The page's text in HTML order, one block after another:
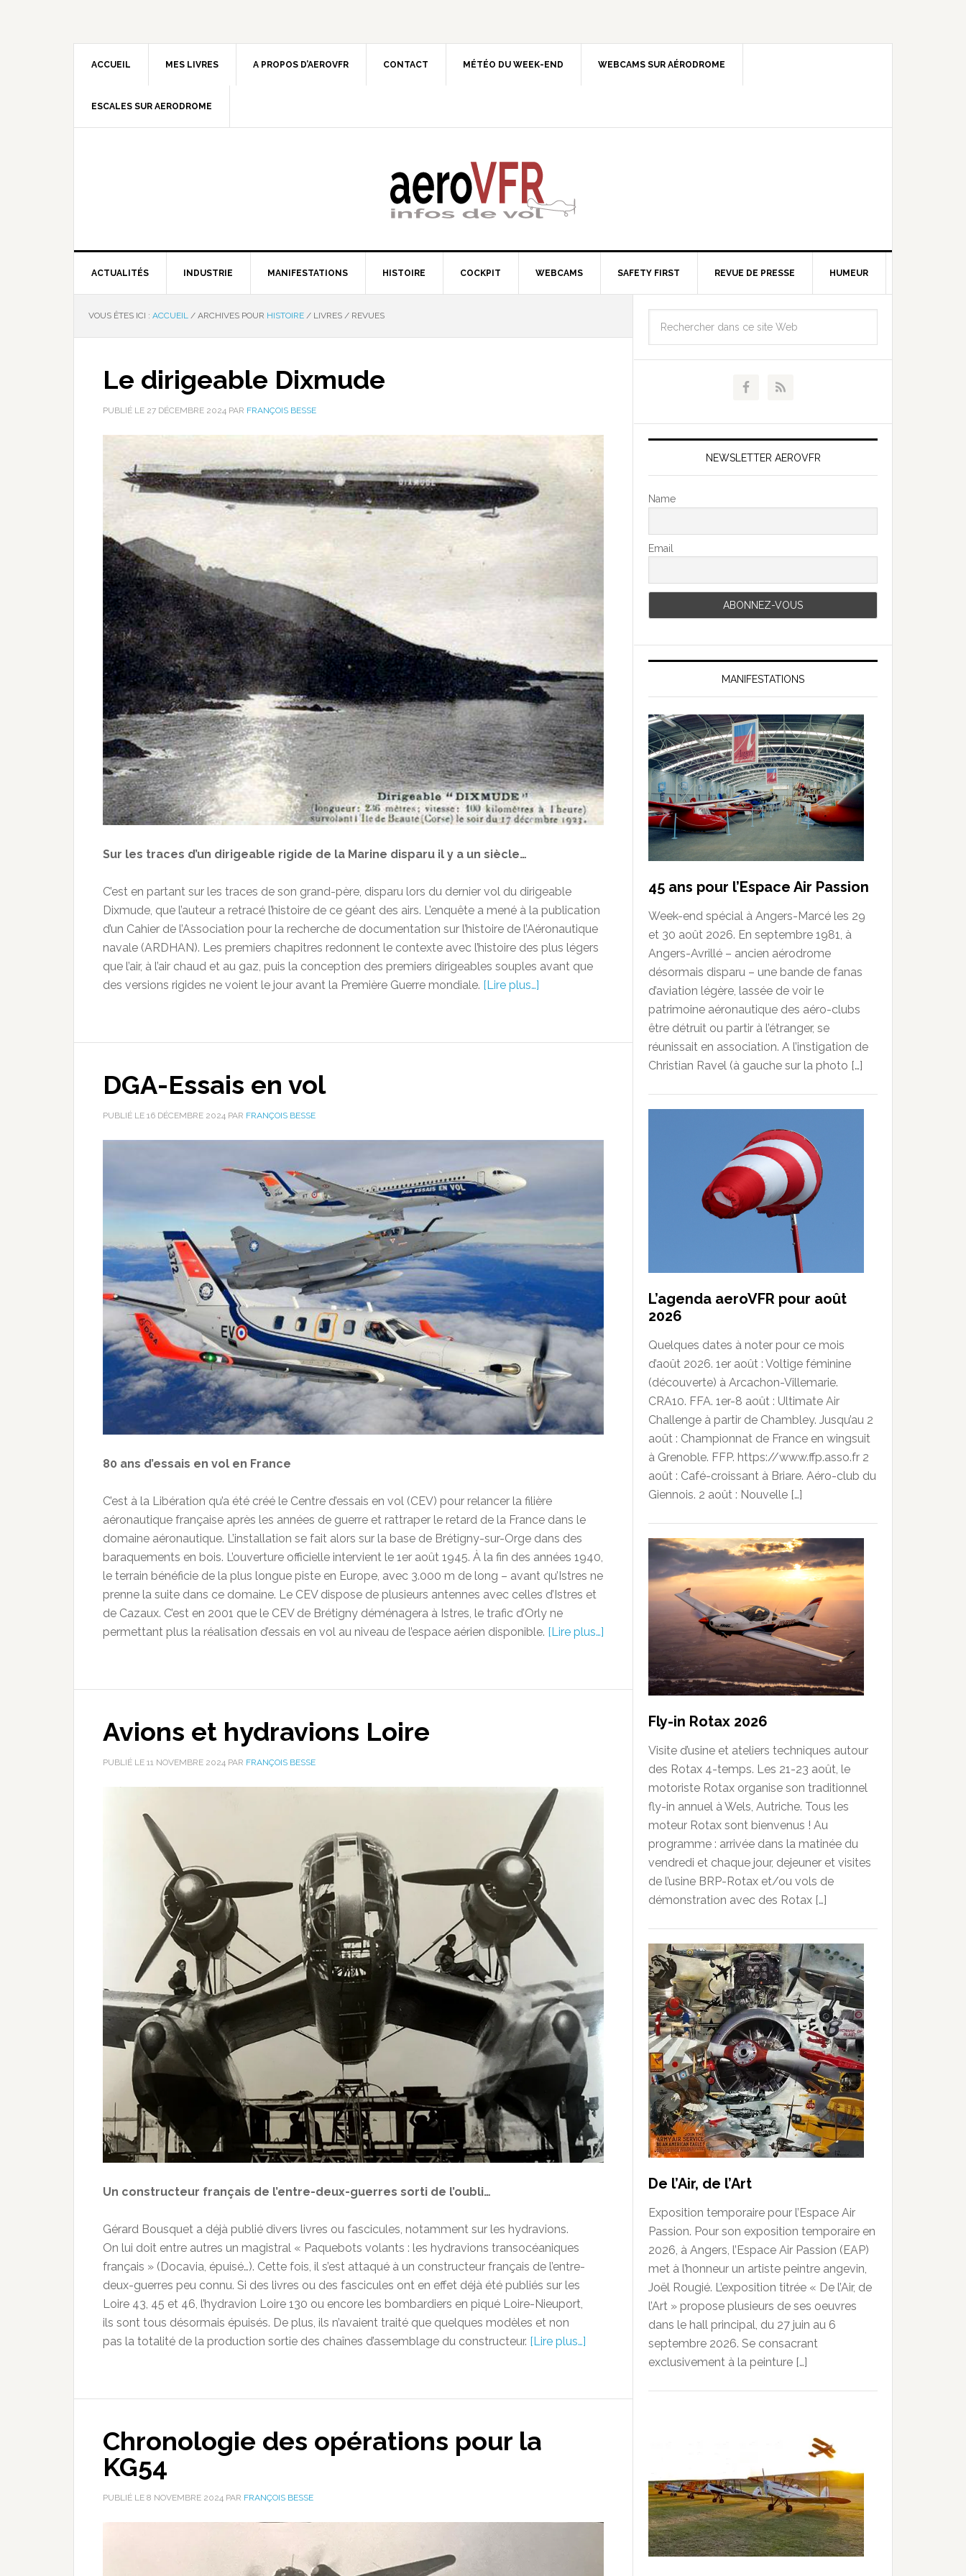
ACCUEIL MES LIVRES A PROPOS D’AEROVFR CONTACT MÉTÉO DU WEEK-END WEBCAMS SUR AÉRODROME
ESCALES SUR AERODROME
ACTUALITÉS INDUSTRIE MANIFESTATIONS HISTOIRE COCKPIT WEBCAMS SAFETY FIRST REVUE DE PRESSE HUMEUR
VOUS ÊTES ICI : ACCUEIL / ARCHIVES POUR HISTOIRE / LIVRES / REVUES
Le dirigeable Dixmude
PUBLIÉ LE 27 DÉCEMBRE 2024 PAR FRANÇOIS BESSE
Sur les traces d’un dirigeable rigide de la Marine disparu il y a un siècle…
C’est en partant sur les traces de son grand-père, disparu lors du dernier vol du dirigeable
Dixmude, que l’auteur a retracé l’histoire de ce géant des airs. L’enquête a mené à la publication
d’un Cahier de l’Association pour la recherche de documentation sur l’histoire de l’Aéronautique
navale (ARDHAN). Les premiers chapitres redonnent le contexte avec l’histoire des plus légers
que l’air, à l’air chaud et au gaz, puis la conception des premiers dirigeables souples avant que
des versions rigides ne voient le jour avant la Première Guerre mondiale. [Lire plus…]
DGA-Essais en vol
PUBLIÉ LE 16 DÉCEMBRE 2024 PAR FRANÇOIS BESSE
80 ans d’essais en vol en France
C’est à la Libération qu’a été créé le Centre d’essais en vol (CEV) pour relancer la filière
aéronautique française après les années de guerre et rattraper le retard de la France dans le
domaine aéronautique. L’installation se fait alors sur la base de Brétigny-sur-Orge dans des
baraquements en bois. L’ouverture officielle intervient le 1er août 1945. À la fin des années 1940,
le terrain bénéficie de la plus longue piste en Europe, avec 3.000 m de long – avant qu’Istres ne
prenne la suite dans ce domaine. Le CEV dispose de plusieurs antennes avec celles d’Istres et
de Cazaux. C’est en 2001 que le CEV de Brétigny déménagera à Istres, le trafic d’Orly ne
permettant plus la réalisation d’essais en vol au niveau de l’espace aérien disponible. [Lire plus…]
Avions et hydravions Loire
PUBLIÉ LE 11 NOVEMBRE 2024 PAR FRANÇOIS BESSE
Un constructeur français de l’entre-deux-guerres sorti de l’oubli…
Gérard Bousquet a déjà publié divers livres ou fascicules, notamment sur les hydravions.
On lui doit entre autres un magistral « Paquebots volants : les hydravions transocéaniques
français » (Docavia, épuisé…). Cette fois, il s’est attaqué à un constructeur français de l’entre-
deux-guerres peu connu. Si des livres ou des fascicules ont en effet déjà été publiés sur les
Loire 43, 45 et 46, l’hydravion Loire 130 ou encore les bombardiers en piqué Loire-Nieuport,
ils sont tous désormais épuisés. De plus, ils n’avaient traité que quelques modèles et non
pas la totalité de la production sortie des chaînes d’assemblage du constructeur. [Lire plus…]
Chronologie des opérations pour la
KG54
PUBLIÉ LE 8 NOVEMBRE 2024 PAR FRANÇOIS BESSE
NEWSLETTER AEROVFR
Name
Email
MANIFESTATIONS
45 ans pour l’Espace Air Passion
Week-end spécial à Angers-Marcé les 29
et 30 août 2026. En septembre 1981, à
Angers-Avrillé – ancien aérodrome
désormais disparu – une bande de fanas
d’aviation légère, lassée de voir le
patrimoine aéronautique des aéro-clubs
être détruit ou partir à l’étranger, se
réunissait en association. A l’instigation de
Christian Ravel (à gauche sur la photo […]
L’agenda aeroVFR pour août
2026
Quelques dates à noter pour ce mois
d’août 2026. 1er août : Voltige féminine
(découverte) à Arcachon-Villemarie.
CRA10. FFA. 1er-8 août : Ultimate Air
Challenge à partir de Chambley. Jusqu’au 2
août : Championnat de France en wingsuit
à Grenoble. FFP. https://www.ffp.asso.fr 2
août : Café-croissant à Briare. Aéro-club du
Giennois. 2 août : Nouvelle […]
Fly-in Rotax 2026
Visite d’usine et ateliers techniques autour
des Rotax 4-temps. Les 21-23 août, le
motoriste Rotax organise son traditionnel
fly-in annuel à Wels, Autriche. Tous les
moteur Rotax sont bienvenus ! Au
programme : arrivée dans la matinée du
vendredi et chaque jour, dejeuner et visites
de l’usine BRP-Rotax et/ou vols de
démonstration avec des Rotax […]
De l’Air, de l’Art
Exposition temporaire pour l’Espace Air
Passion. Pour son exposition temporaire en
2026, à Angers, l’Espace Air Passion (EAP)
met à l’honneur un artiste peintre angevin,
Joël Rougié. L’exposition titrée « De l’Air, de
l’Art » propose plusieurs de ses oeuvres
dans le hall principal, du 27 juin au 6
septembre 2026. Se consacrant
exclusivement à la peinture […]